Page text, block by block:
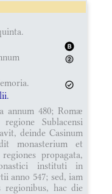
annum 480; Romæ
Sublacensi
deinde Casinum
monasterium et
propagata,
instituti in
anno 547; sed, iam
hac die